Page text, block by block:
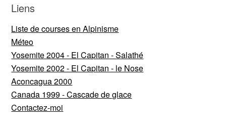
Liens
Liste de courses en Alpinisme
Méteo
Yosemite 2004 - El Capitan - Salathé
Yosemite 2002 - El Capitan - le Nose
Aconcagua 2000
Canada 1999 - Cascade de glace
Contactez-moi